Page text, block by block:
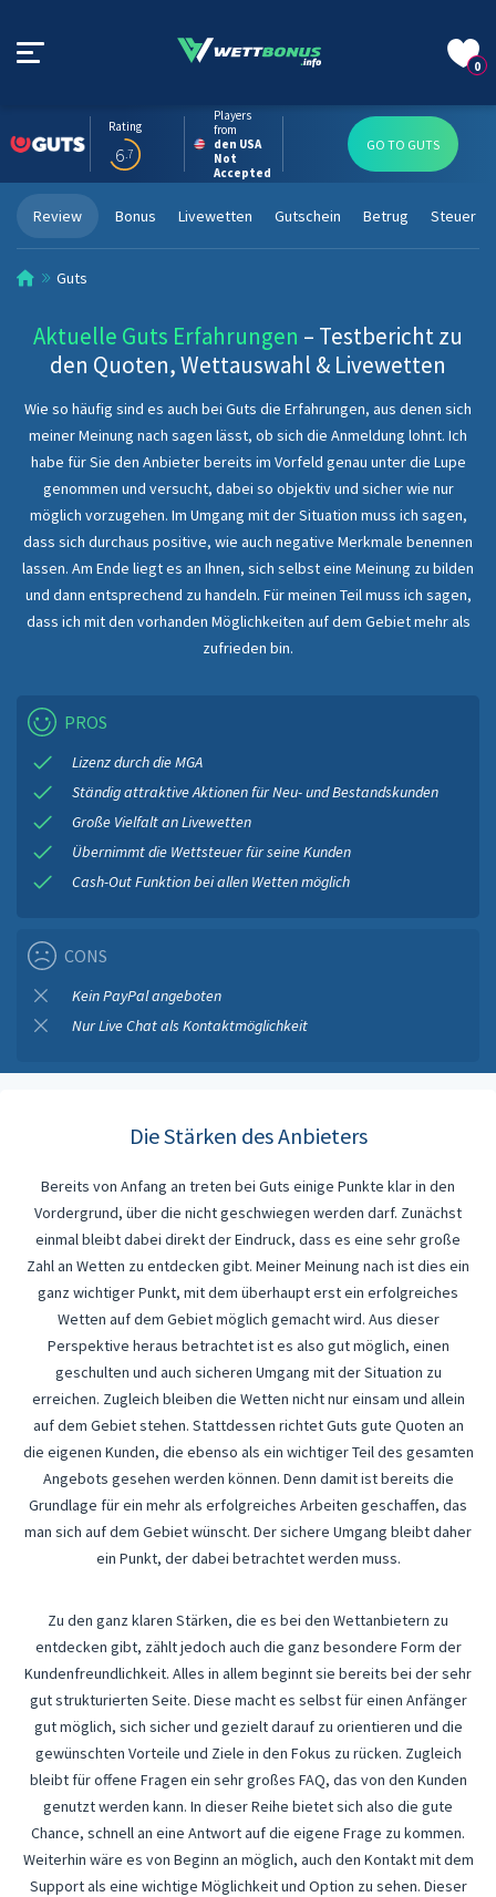
0
Rating
6.7
Players
from
den USA
Not
Accepted
GO TO GUTS
Review Bonus Livewetten Gutschein Betrug Steuer
Guts
Aktuelle Guts Erfahrungen – Testbericht zu
den Quoten, Wettauswahl & Livewetten
Wie so häufig sind es auch bei Guts die Erfahrungen, aus denen sich
meiner Meinung nach sagen lässt, ob sich die Anmeldung lohnt. Ich
habe für Sie den Anbieter bereits im Vorfeld genau unter die Lupe
genommen und versucht, dabei so objektiv und sicher wie nur
möglich vorzugehen. Im Umgang mit der Situation muss ich sagen,
dass sich durchaus positive, wie auch negative Merkmale benennen
lassen. Am Ende liegt es an Ihnen, sich selbst eine Meinung zu bilden
und dann entsprechend zu handeln. Für meinen Teil muss ich sagen,
dass ich mit den vorhanden Möglichkeiten auf dem Gebiet mehr als
zufrieden bin.
PROS
Lizenz durch die MGA
Ständig attraktive Aktionen für Neu- und Bestandskunden
Große Vielfalt an Livewetten
Übernimmt die Wettsteuer für seine Kunden
Cash-Out Funktion bei allen Wetten möglich
CONS
Kein PayPal angeboten
Nur Live Chat als Kontaktmöglichkeit
Die Stärken des Anbieters
Bereits von Anfang an treten bei Guts einige Punkte klar in den
Vordergrund, über die nicht geschwiegen werden darf. Zunächst
einmal bleibt dabei direkt der Eindruck, dass es eine sehr große
Zahl an Wetten zu entdecken gibt. Meiner Meinung nach ist dies ein
ganz wichtiger Punkt, mit dem überhaupt erst ein erfolgreiches
Wetten auf dem Gebiet möglich gemacht wird. Aus dieser
Perspektive heraus betrachtet ist es also gut möglich, einen
geschulten und auch sicheren Umgang mit der Situation zu
erreichen. Zugleich bleiben die Wetten nicht nur einsam und allein
auf dem Gebiet stehen. Stattdessen richtet Guts gute Quoten an
die eigenen Kunden, die ebenso als ein wichtiger Teil des gesamten
Angebots gesehen werden können. Denn damit ist bereits die
Grundlage für ein mehr als erfolgreiches Arbeiten geschaffen, das
man sich auf dem Gebiet wünscht. Der sichere Umgang bleibt daher
ein Punkt, der dabei betrachtet werden muss.
Zu den ganz klaren Stärken, die es bei den Wettanbietern zu
entdecken gibt, zählt jedoch auch die ganz besondere Form der
Kundenfreundlichkeit. Alles in allem beginnt sie bereits bei der sehr
gut strukturierten Seite. Diese macht es selbst für einen Anfänger
gut möglich, sich sicher und gezielt darauf zu orientieren und die
gewünschten Vorteile und Ziele in den Fokus zu rücken. Zugleich
bleibt für offene Fragen ein sehr großes FAQ, das von den Kunden
genutzt werden kann. In dieser Reihe bietet sich also die gute
Chance, schnell an eine Antwort auf die eigene Frage zu kommen.
Weiterhin wäre es von Beginn an möglich, auch den Kontakt mit dem
Support als eine wichtige Möglichkeit und Option zu sehen. Dieser